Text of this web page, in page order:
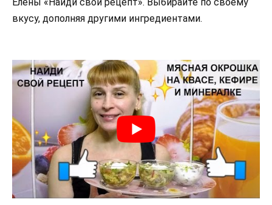
Елены «Найди свой рецепт». Выбирайте по своему
вкусу, дополняя другими ингредиентами.